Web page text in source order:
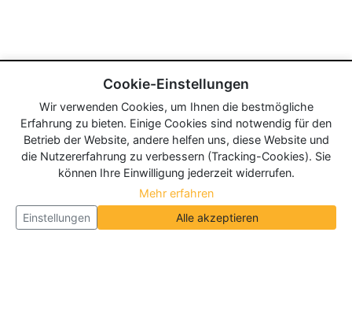
Cookie-Einstellungen
Wir verwenden Cookies, um Ihnen die bestmögliche
Erfahrung zu bieten. Einige Cookies sind notwendig für den
Betrieb der Website, andere helfen uns, diese Website und
die Nutzererfahrung zu verbessern (Tracking-Cookies). Sie
können Ihre Einwilligung jederzeit widerrufen.
Mehr erfahren
Einstellungen
Alle akzeptieren